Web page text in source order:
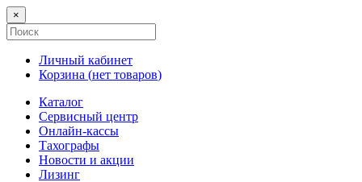
×
Личный кабинет
Корзина (нет товаров)
Каталог
Сервисный центр
Онлайн-кассы
Тахографы
Новости и акции
Лизинг